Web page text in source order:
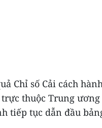
Chỉ số Cải cách
thuộc Trung ương
tiếp tục dẫn đầu